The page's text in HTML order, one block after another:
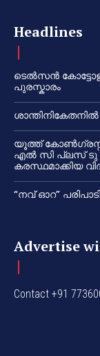
Headlines
ടെൽസൻ
പുരസ്കാരം
യൂത്ത് കോൺഗ്രസ്സ്
എൽ സി പ്ലസ് ടു
കരസ്ഥമാക്കിയ
“നവ് ഓറ”
Advertise
Contact +91